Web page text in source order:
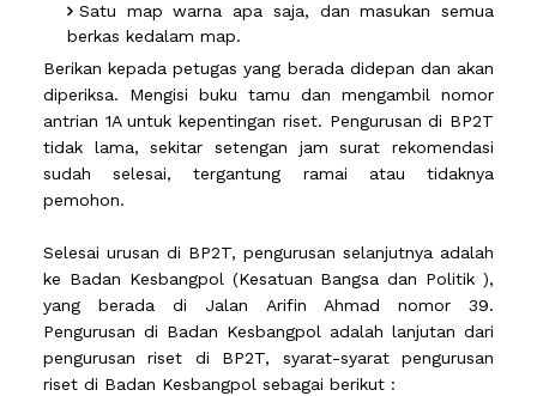
Satu map warna apa saja, dan masukan semua
berkas kedalam map.
Berikan kepada petugas yang berada didepan dan akan
diperiksa. Mengisi buku tamu dan mengambil nomor
antrian 1A untuk kepentingan riset. Pengurusan di BP2T
tidak lama, sekitar setengan jam surat rekomendasi
sudah selesai, tergantung ramai atau tidaknya
pemohon.
Selesai urusan di BP2T, pengurusan selanjutnya adalah
ke Badan Kesbangpol (Kesatuan Bangsa dan Politik ),
yang berada di Jalan Arifin Ahmad nomor 39.
Pengurusan di Badan Kesbangpol adalah lanjutan dari
pengurusan riset di BP2T, syarat-syarat pengurusan
riset di Badan Kesbangpol sebagai berikut :